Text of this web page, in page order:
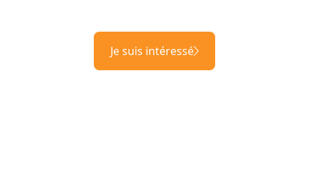
Je suis intéressé